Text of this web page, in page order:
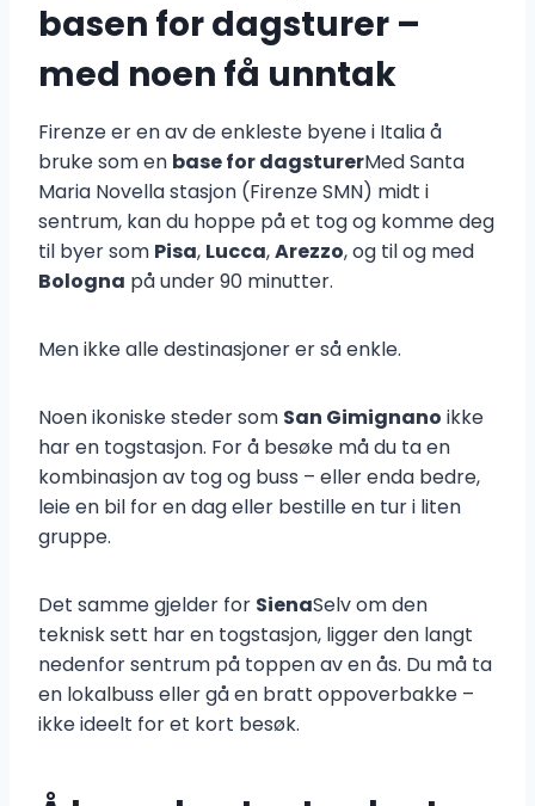
basen for dagsturer –
med noen få unntak
Firenze er en av de enkleste byene i Italia å
bruke som en base for dagsturerMed Santa
Maria Novella stasjon (Firenze SMN) midt i
sentrum, kan du hoppe på et tog og komme deg
til byer som Pisa, Lucca,Arezzo, og til og med
Bologna på under 90 minutter.
Men ikke alle destinasjoner er så enkle.
Noen ikoniske steder som San Gimignano ikke
har en togstasjon. For å besøke må du ta en
kombinasjon av tog og buss – eller enda bedre,
leie en bil for en dag eller bestille en tur i liten
gruppe.
Det samme gjelder for SienaSelv om den
teknisk sett har en togstasjon, ligger den langt
nedenfor sentrum på toppen av en ås. Du må ta
en lokalbuss eller gå en bratt oppoverbakke –
ikke ideelt for et kort besøk.